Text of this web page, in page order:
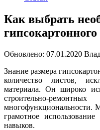
Как выбрать
гипсокартонного
Обновлено: 07.01.2020
Знание размера
количество листов,
материала. Он широко
строительно-
многофункциональности.
грамотное
навыков.